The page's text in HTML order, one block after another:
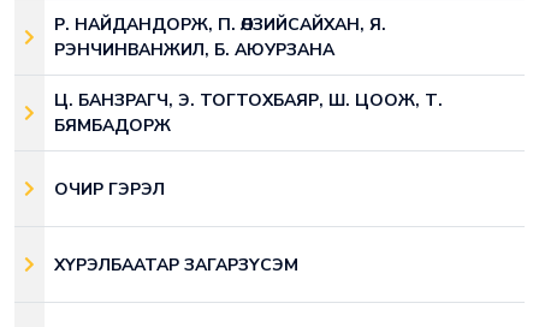
Р. НАЙДАНДОРЖ, П. ӨЛЗИЙСАЙХАН, Я.
РЭНЧИНВАНЖИЛ, Б. АЮУРЗАНА
Ц. БАНЗРАГЧ, Э. ТОГТОХБАЯР, Ш. ЦООЖ, Т.
БЯМБАДОРЖ
ОЧИР ГЭРЭЛ
ХҮРЭЛБААТАР ЗАГАРЗҮСЭМ